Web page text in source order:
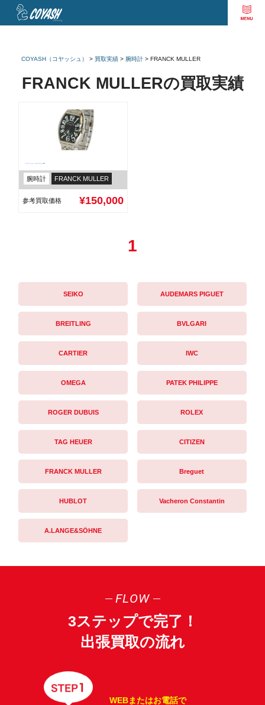
COYASH（コヤッシュ） > 買取実績> 腕時計> FRANCK MULLER
FRANCK MULLERの買取実績
フランクミュラー カサブランカ 5850
腕時計 FRANCK MULLER
参考買取価格 ¥150,000
1
SEIKO AUDEMARS PIGUET
BREITLING BVLGARI
CARTIER IWC
OMEGA PATEK PHILIPPE
ROGER DUBUIS ROLEX
TAG HEUER CITIZEN
FRANCK MULLER Breguet
HUBLOT Vacheron Constantin
A.LANGE&SÖHNE
FLOW
3ステップで完了！
出張買取の流れ
WEBまたはお電話で